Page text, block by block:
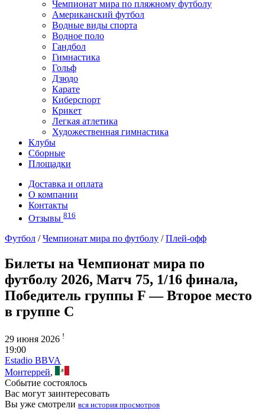
Чемпионат мира по пляжному футболу
Американский футбол
Водные виды спорта
Водное поло
Гандбол
Гимнастика
Гольф
Дзюдо
Карате
Киберспорт
Крикет
Легкая атлетика
Художественная гимнастика
Клубы
Сборные
Площадки
Доставка и оплата
О компании
Контакты
Отзывы 816
Футбол /Чемпионат мира по футболу /Плей-офф
Билеты на Чемпионат мира по
футболу 2026, Матч 75, 1/16 финала,
Победитель группы F — Второе место
в группе C
29 июня 2026 !
19:00
Estadio BBVA
Монтеррей,
Событие состоялось
Вас могут заинтересовать
Вы уже смотрели вся история просмотров